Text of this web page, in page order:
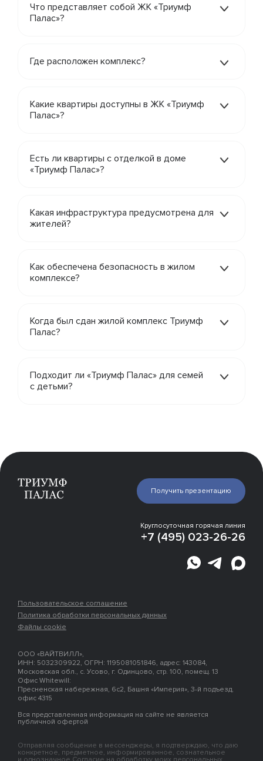
Что представляет собой ЖК «Триумф
Палас»?
Где расположен комплекс?
Какие квартиры доступны в ЖК «Триумф
Палас»?
Есть ли квартиры с отделкой в доме
«Триумф Палас»?
Какая инфраструктура предусмотрена для
жителей?
Как обеспечена безопасность в жилом
комплексе?
Когда был сдан жилой комплекс Триумф
Палас?
Подходит ли «Триумф Палас» для семей
с детьми?
Квартиры
Галерея
Круглосуточная горячая линия
+7 (495) 023-26-26
Получить презентацию
Пользовательское соглашение
Политика обработки персональных данных
Файлы cookie
ООО «ВАЙТВИЛЛ»,
ИНН: 5032309922, ОГРН: 1195081051846, адрес: 143084,
Московская обл., с. Усово, г. Одинцово, стр. 100, помещ. 13
Офис Whitewill:
Пресненская набережная, 6с2, Башня «Империя», 3-й подъезд,
офис 4315
Вся представленная информация на сайте не является
публичной офертой
Отправляя сообщение в мессенджеры, я подтверждаю, что даю
конкретное, предметное, информированное, сознательное